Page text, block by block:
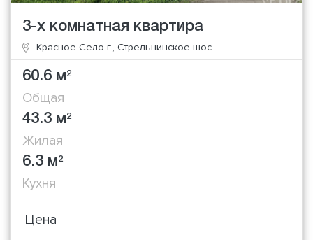
3-х комнатная квартира
Красное Село г., Стрельнинское шос.
60.6 м2
Общая
43.3 м2
Жилая
6.3 м2
Кухня
Цена